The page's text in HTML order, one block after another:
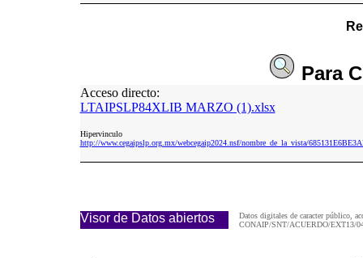
Para
Acceso directo:
LTAIPSLP84XLIB MARZO (1).xlsx
Hipervinculo
http://www.cegaipslp.org.mx/webcegaip2024.nsf/nombre_de_la_vista/
Visor de Datos abiertos
Datos digitales de caracter público,
CONAIP/SNT/ACUERDO/EXT13/